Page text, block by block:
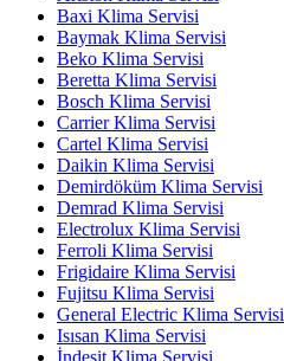
Baxi Klima Servisi
Baymak Klima Servisi
Beko Klima Servisi
Beretta Klima Servisi
Bosch Klima Servisi
Carrier Klima Servisi
Cartel Klima Servisi
Daikin Klima Servisi
Demirdöküm Klima Servisi
Demrad Klima Servisi
Electrolux Klima Servisi
Ferroli Klima Servisi
Frigidaire Klima Servisi
Fujitsu Klima Servisi
General Electric Klima Servisi
Isısan Klima Servisi
İndesit Klima Servisi